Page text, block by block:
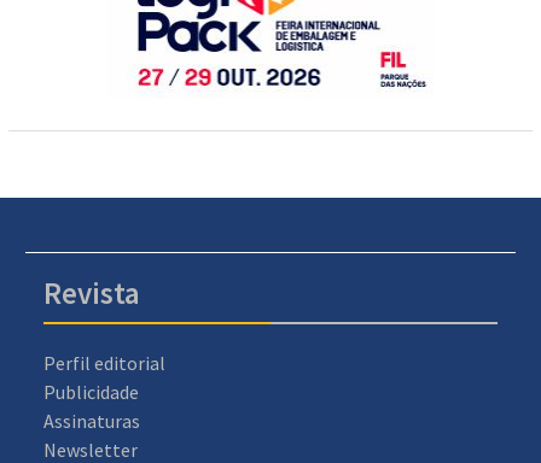
Revista
Perfil editorial
Publicidade
Assinaturas
Newsletter